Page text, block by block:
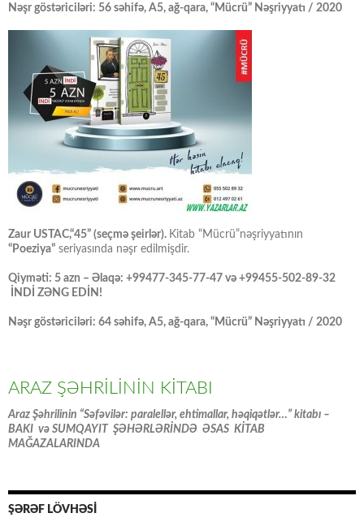
Nəşr göstəriciləri: 56 səhifə, A5, ağ-qara, “Mücrü” Nəşriyyatı / 2020
Zaur USTAC,“45” (seçmə şeirlər). Kitab “Mücrü”nəşriyyatının
“Poeziya” seriyasında nəşr edilmişdir.
Qiyməti: 5 azn – Əlaqə: +99477-345-77-47 və +99455-502-89-32
İNDİ ZƏNG EDİN!
Nəşr göstəriciləri: 64 səhifə, A5, ağ-qara, “Mücrü” Nəşriyyatı / 2020
ARAZ ŞƏHRİLİNİN KİTABI
Araz Şəhrilinin “Səfəvilər: paralellər, ehtimallar, həqiqətlər…” kitabı –
BAKI və SUMQAYIT ŞƏHƏRLƏRİNDƏ ƏSAS KİTAB
MAĞAZALARINDA
ŞƏRƏF LÖVHƏSİ